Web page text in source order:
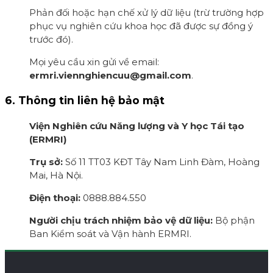
Phản đối hoặc hạn chế xử lý dữ liệu (trừ trường hợp
phục vụ nghiên cứu khoa học đã được sự đồng ý
trước đó).
Mọi yêu cầu xin gửi về email:
ermri.viennghiencuu@gmail.com.
6. Thông tin liên hệ bảo mật
Viện Nghiên cứu Năng lượng và Y học Tái tạo
(ERMRI)
Trụ sở: Số 11 TT03 KĐT Tây Nam Linh Đàm, Hoàng
Mai, Hà Nội.
Điện thoại: 0888.884.550
Người chịu trách nhiệm bảo vệ dữ liệu: Bộ phận
Ban Kiểm soát và Vận hành ERMRI.